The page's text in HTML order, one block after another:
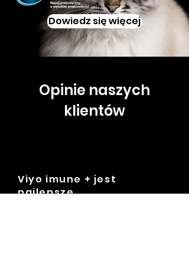
Dowiedz się więcej
Opinie naszych
klientów
Viyo imune + jest
najlepsze